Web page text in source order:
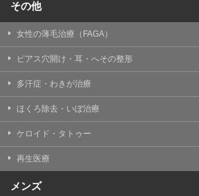
その他
女性の薄毛治療（FAGA）
ピアス穴開け・耳・へその整形
多汗症・わきが治療
ほくろ除去・いぼ治療
ケロイド・タトゥー
再生医療
メンズ